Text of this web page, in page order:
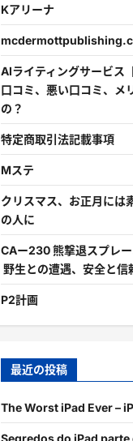
Kアリーナ
AIライティングサービス
口コミ、悪い口コミ、メ
の？
特定商取引法記載事項
Mステ
クリスマス、お正月には
の人に
CAー230 熊撃退スプレ
野生との遭遇、安全と信
P2計画
最近の投稿
The Worst iPad Ever –
Segredos do iPad